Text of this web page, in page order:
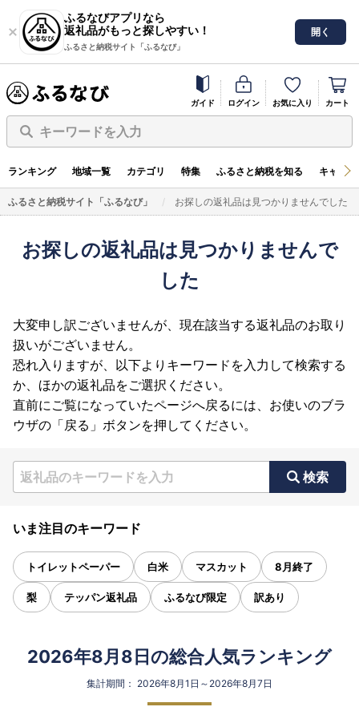
ふるなびアプリなら
返礼品がもっと探しやすい！
ふるさと納税サイト「ふるなび」
開く
ガイド ログイン お気に入り カート
キーワードを入力
ランキング 地域一覧 カテゴリ 特集 ふるさと納税を知る キャン
ふるさと納税サイト「ふるなび」 お探しの返礼品は見つかりませんでした
お探しの返礼品は見つかりませんで
した
大変申し訳ございませんが、現在該当する返礼品のお取り
扱いがございません。
恐れ入りますが、以下よりキーワードを入力して検索する
か、ほかの返礼品をご選択ください。
直前にご覧になっていたページへ戻るには、お使いのブラ
ウザの「戻る」ボタンを押してください。
検索
いま注目のキーワード
トイレットペーパー 白米 マスカット 8月終了
梨 テッパン返礼品 ふるなび限定 訳あり
2026年8月8日の総合人気ランキング
集計期間： 2026年8月1日～2026年8月7日